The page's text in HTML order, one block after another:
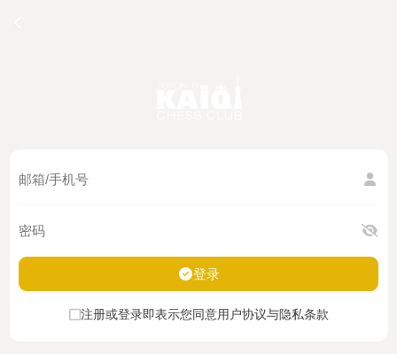
登录
注册或登录即表示您同意用户协议与隐私条款